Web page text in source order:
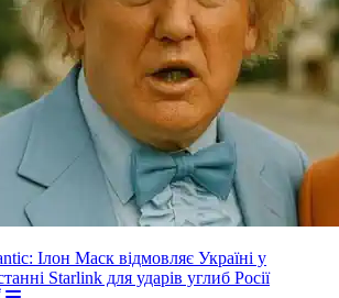
Ілон Маск відмовляє Україні у
Starlink для ударів углиб Росії